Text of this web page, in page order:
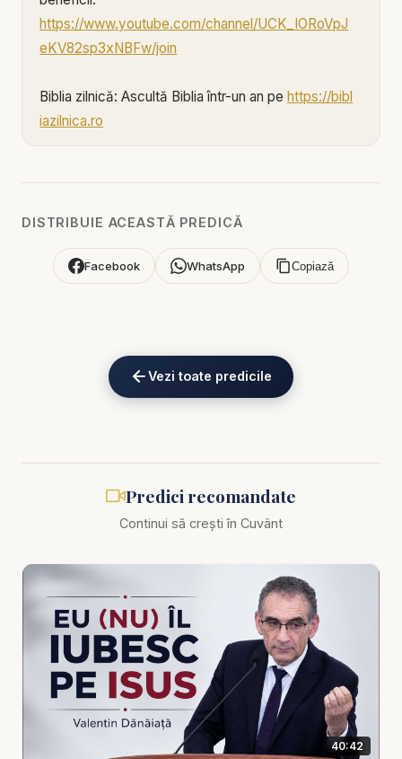
https://www.youtube.com/channel/UCK_IORoVpJ
eKV82sp3xNBFw/join
Biblia zilnică: Ascultă Biblia într-un an pehttps://bibl
iazilnica.ro
Creștine cu Valentin Dănăiață 🔥
binecuvântării divine și de ce aceasta trebuie să
fie mai presus de orice în viața noastră. Dacă cauți
mesaj este pentru tine!
✝️ De ce să urmărești această predică creștină?
✅ Valentin Dănăiață, un predicator cunoscut pentru
biblică profundă despre semnificația și puterea
binecuvântării divine.
✅ Predici crestine bazate pe texte cheie din
Geneza, Psalmii și Evanghelia după Matei,
relevante pentru provocările și oportunitățile zilelor
noastre.
✅ Răspunsuri la întrebări critice: „Cum să cauți
binecuvântarea lui Dumnezeu?”, „De ce
DISTRIBUIE ACEASTĂ PREDICĂ
Facebook WhatsApp Copiază
Vezi toate predicile
Predici recomandate
Continui să crești în Cuvânt
40:42